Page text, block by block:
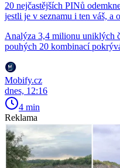
20 nejčastějších PINů
jestli je v seznamu i ten váš, a
Analýza 3,4 milionu uniklých
pouhých 20 kombinací
Mobify.cz
dnes, 12:16
4 min
Reklama